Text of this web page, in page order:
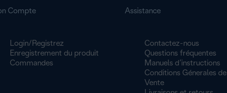
Compte
Login/Registrez
Enregistrement du produit
Commandes
Assistance
Contactez-nous
Questions fréquentes
Manuels d’instructions
Conditions Génerales de
Vente